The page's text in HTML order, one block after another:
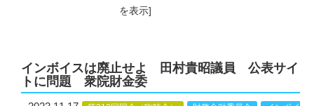
を表示]
インボイスは廃止せよ 田村貴昭議員 公表サイ
トに問題 衆院財金委